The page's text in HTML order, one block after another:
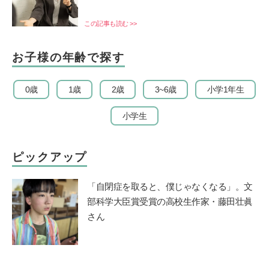
この記事も読む >>
お子様の年齢で探す
0歳 1歳 2歳 3~6歳 小学1年生
小学生
ピックアップ
「自閉症を取ると、僕じゃなくなる」。文
部科学大臣賞受賞の高校生作家・藤田壮眞
さん